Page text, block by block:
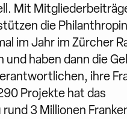
Mit
die
im Jahr im Zürcher
haben dann die
ihre
Projekte hat das
3 Millionen